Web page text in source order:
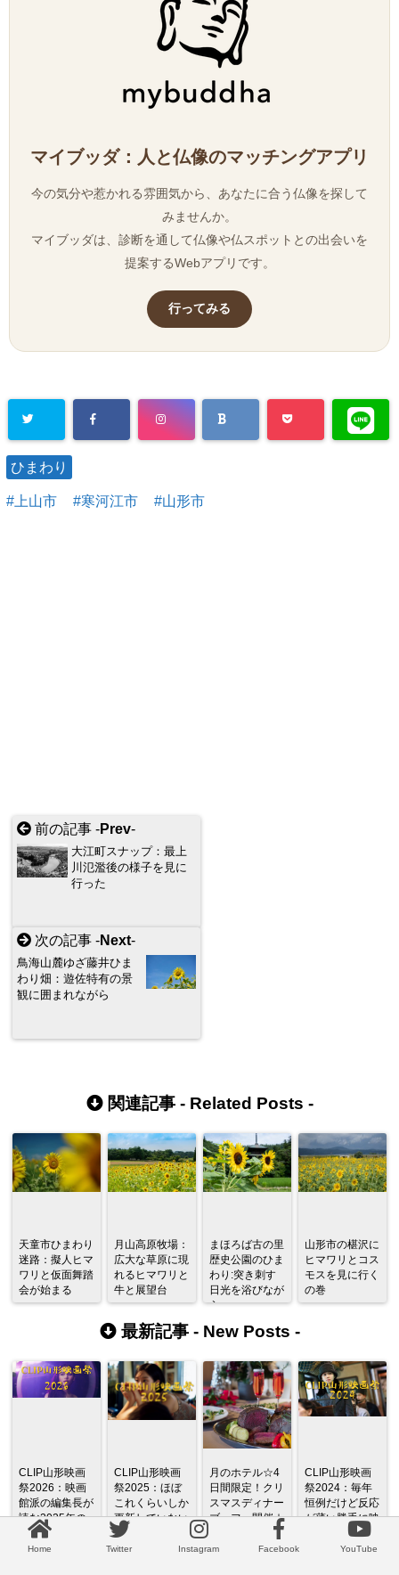
マイブッダ：人と仏像のマッチングアプリ
今の気分や惹かれる雰囲気から、あなたに合う仏像を探して
みませんか。
マイブッダは、診断を通して仏像や仏スポットとの出会いを
提案するWebアプリです。
行ってみる
ひまわり
上山市 寒河江市 山形市
前の記事 -Prev-
大江町スナップ：最上
川氾濫後の様子を見に
行った
次の記事 -Next-
鳥海山麓ゆざ藤井ひま
わり畑：遊佐特有の景
観に囲まれながら
関連記事 - Related Posts -
天童市ひまわり
迷路：擬人ヒマ
ワリと仮面舞踏
会が始まる
月山高原牧場：
広大な草原に現
れるヒマワリと
牛と展望台
まほろば古の里
歴史公園のひま
わり:突き刺す
日光を浴びなが
ら
山形市の椹沢に
ヒマワリとコス
モスを見に行く
の巻
最新記事 - New Posts -
CLIP山形映画
祭2026：映画
館派の編集長が
読む2025年の
映画ざっくり総
監
CLIP山形映画
祭2025：ほぼ
これくらいしか
更新していない
変なブログ
月のホテル☆4
日間限定！クリ
スマスディナー
ブッフェ開催☆
CLIP山形映画
祭2024：毎年
恒例だけど反応
が薄い勝手に映
Home Twitter Instagram Facebook YouTube